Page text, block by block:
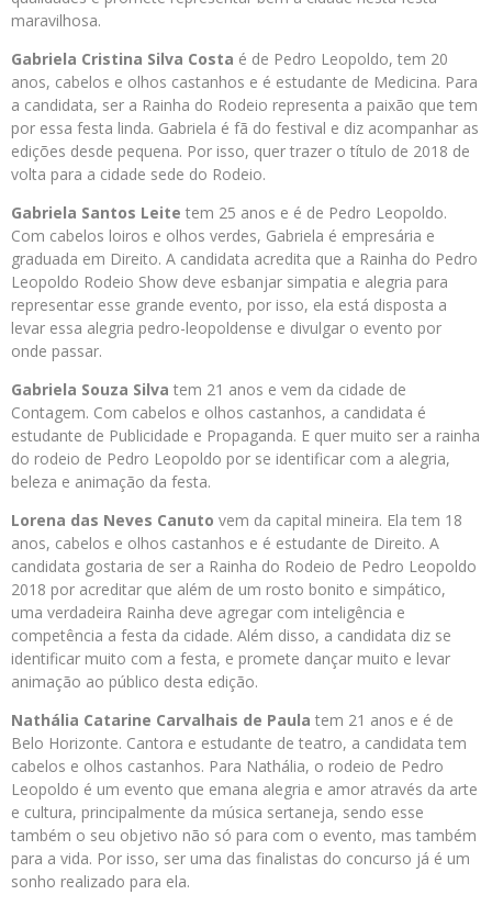
maravilhosa.
Gabriela Cristina Silva Costa é de Pedro Leopoldo, tem 20
anos, cabelos e olhos castanhos e é estudante de Medicina. Para
a candidata, ser a Rainha do Rodeio representa a paixão que tem
por essa festa linda. Gabriela é fã do festival e diz acompanhar as
edições desde pequena. Por isso, quer trazer o título de 2018 de
volta para a cidade sede do Rodeio.
Gabriela Santos Leite tem 25 anos e é de Pedro Leopoldo.
Com cabelos loiros e olhos verdes, Gabriela é empresária e
graduada em Direito. A candidata acredita que a Rainha do Pedro
Leopoldo Rodeio Show deve esbanjar simpatia e alegria para
representar esse grande evento, por isso, ela está disposta a
levar essa alegria pedro-leopoldense e divulgar o evento por
onde passar.
Gabriela Souza Silva tem 21 anos e vem da cidade de
Contagem. Com cabelos e olhos castanhos, a candidata é
estudante de Publicidade e Propaganda. E quer muito ser a rainha
do rodeio de Pedro Leopoldo por se identificar com a alegria,
beleza e animação da festa.
Lorena das Neves Canuto vem da capital mineira. Ela tem 18
anos, cabelos e olhos castanhos e é estudante de Direito. A
candidata gostaria de ser a Rainha do Rodeio de Pedro Leopoldo
2018 por acreditar que além de um rosto bonito e simpático,
uma verdadeira Rainha deve agregar com inteligência e
competência a festa da cidade. Além disso, a candidata diz se
identificar muito com a festa, e promete dançar muito e levar
animação ao público desta edição.
Nathália Catarine Carvalhais de Paula tem 21 anos e é de
Belo Horizonte. Cantora e estudante de teatro, a candidata tem
cabelos e olhos castanhos. Para Nathália, o rodeio de Pedro
Leopoldo é um evento que emana alegria e amor através da arte
e cultura, principalmente da música sertaneja, sendo esse
também o seu objetivo não só para com o evento, mas também
para a vida. Por isso, ser uma das finalistas do concurso já é um
sonho realizado para ela.